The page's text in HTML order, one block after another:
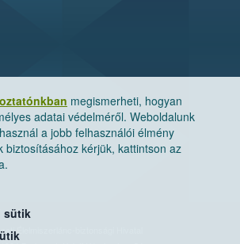
megismerheti, hogyan
adatai védelméről. Weboldalunk
a jobb felhasználói élmény
biztosításához kérjük, kattintson az
sütik
Élelmiszerlánc-biztonsági Hivatal